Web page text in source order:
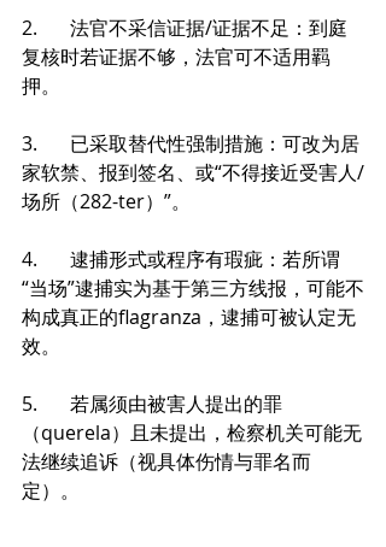
2.	法官不采信证据/证据不足：到庭
复核时若证据不够，法官可不适用羁
押。
3.	已采取替代性强制措施：可改为居
家软禁、报到签名、或“不得接近受害人/
场所（282-ter）”。
4.	逮捕形式或程序有瑕疵：若所谓
“当场”逮捕实为基于第三方线报，可能不
构成真正的flagranza，逮捕可被认定无
效。
5.	若属须由被害人提出的罪
（querela）且未提出，检察机关可能无
法继续追诉（视具体伤情与罪名而
定）。